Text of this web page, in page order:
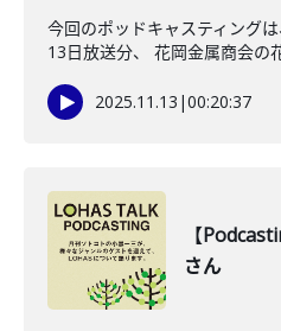
今回のポッドキャスティング
13日放送分、 花岡金属商会の
2025.11.13 |00:20:37
【
さん